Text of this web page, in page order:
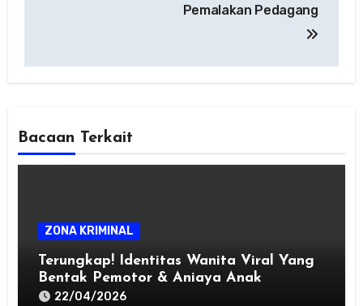
Pemalakan Pedagang
Bacaan Terkait
ZONA KRIMINAL
Terungkap! Identitas Wanita Viral Yang
Bentak Pemotor & Aniaya Anak
22/04/2026